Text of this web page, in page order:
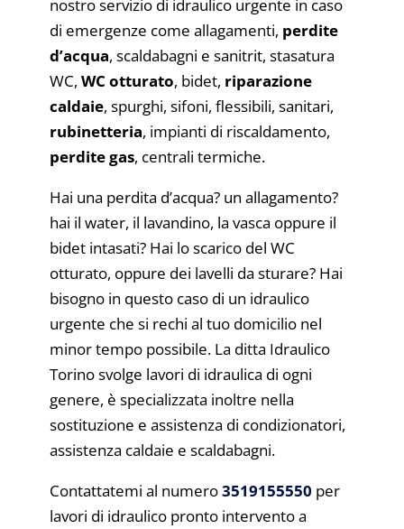
nostro servizio di idraulico urgente in caso
di emergenze come allagamenti, perdite
d’acqua, scaldabagni e sanitrit, stasatura
WC, WC otturato, bidet, riparazione
caldaie, spurghi, sifoni, flessibili, sanitari,
rubinetteria, impianti di riscaldamento,
perdite gas, centrali termiche.
Hai una perdita d’acqua? un allagamento?
hai il water, il lavandino, la vasca oppure il
bidet intasati? Hai lo scarico del WC
otturato, oppure dei lavelli da sturare? Hai
bisogno in questo caso di un idraulico
urgente che si rechi al tuo domicilio nel
minor tempo possibile. La ditta Idraulico
Torino svolge lavori di idraulica di ogni
genere, è specializzata inoltre nella
sostituzione e assistenza di condizionatori,
assistenza caldaie e scaldabagni.
Contattatemi al numero3519155550 per
lavori di idraulico pronto intervento a